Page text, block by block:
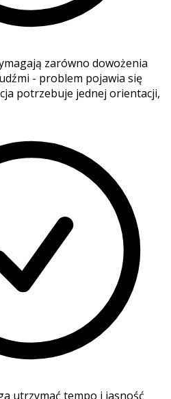
zarówno dowożenia
- problem pojawia się
potrzebuje jednej orientacji,
utrzymać tempo i jasność